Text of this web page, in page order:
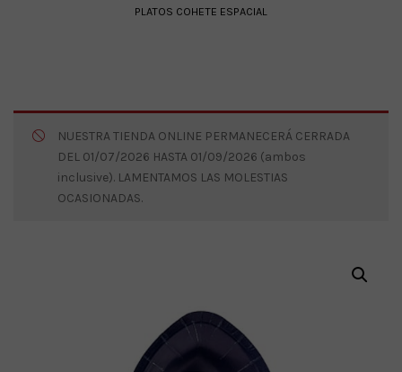
PLATOS COHETE ESPACIAL
NUESTRA TIENDA ONLINE PERMANECERÁ CERRADA
DEL 01/07/2026 HASTA 01/09/2026 (ambos
inclusive). LAMENTAMOS LAS MOLESTIAS
OCASIONADAS.